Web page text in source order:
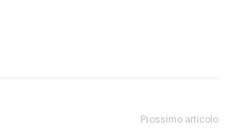
Prossimo articolo